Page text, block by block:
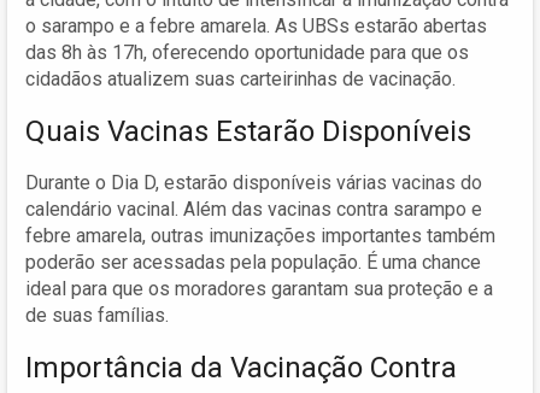
o sarampo e a febre amarela. As UBSs estarão abertas
das 8h às 17h, oferecendo oportunidade para que os
cidadãos atualizem suas carteirinhas de vacinação.
Quais Vacinas Estarão Disponíveis
Durante o Dia D, estarão disponíveis várias vacinas do
calendário vacinal. Além das vacinas contra sarampo e
febre amarela, outras imunizações importantes também
poderão ser acessadas pela população. É uma chance
ideal para que os moradores garantam sua proteção e a
de suas famílias.
Importância da Vacinação Contra